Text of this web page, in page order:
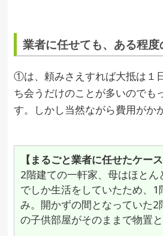
業者に任せても、ある程
①は、頼みさえすれば大抵は１
ち会うだけのことが多いのでも
す。しかし当然ながら費用がか
【まるごと業者に任せたケース
2階建ての一軒家、母はほと
でしか生活をしていたため、
み。開かずの間となっていた2
の子供部屋がそのままで物置